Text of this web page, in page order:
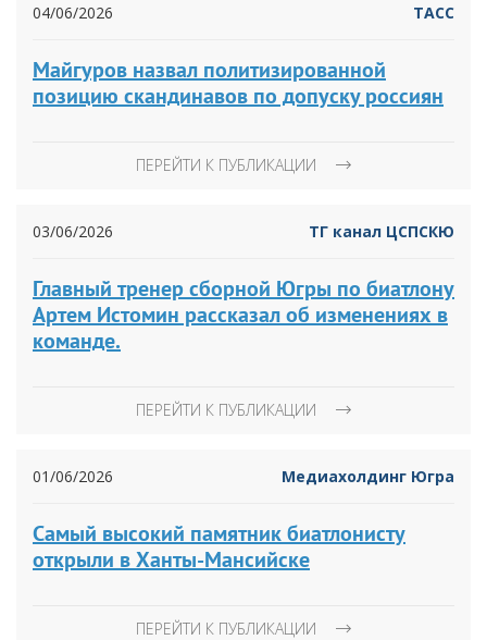
04/06/2026 ТАСС
Майгуров назвал политизированной
позицию скандинавов по допуску россиян
ПЕРЕЙТИ К ПУБЛИКАЦИИ
03/06/2026 ТГ канал ЦСПСКЮ
Главный тренер сборной Югры по биатлону
Артем Истомин рассказал об изменениях в
команде.
ПЕРЕЙТИ К ПУБЛИКАЦИИ
01/06/2026 Медиахолдинг Югра
Самый высокий памятник биатлонисту
открыли в Ханты-Мансийске
ПЕРЕЙТИ К ПУБЛИКАЦИИ